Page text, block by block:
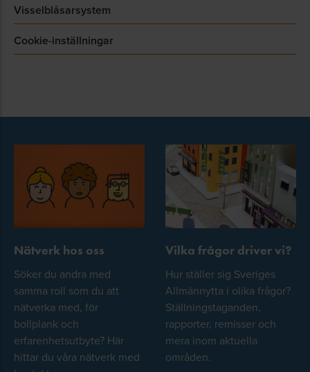
Visselblåsarsystem
Cookie-inställningar
Nätverk hos oss
Söker du andra med
samma roll som du att
nätverka med, för
bollplank och
erfarenhetsutbyte? Här
hittar du våra nätverk med
Vilka frågor driver vi?
Hur ställer sig Sveriges
Allmännytta i olika frågor?
Ställningstaganden,
rapporter, remisser och
mera inom aktuella
områden.